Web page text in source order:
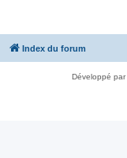
Index du forum
Développé par